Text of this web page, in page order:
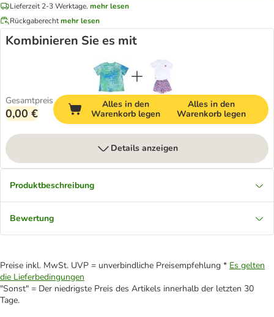
Lieferzeit 2-3 Werktage. mehr lesen
Rückgaberechtmehr lesen
Kombinieren Sie es mit
Gesamtpreis
0,00 €
Alles in den
Warenkorb legen
Alles in den
Warenkorb legen
Details anzeigen
Produktbeschreibung
Bewertung
Preise inkl. MwSt. UVP = unverbindliche Preisempfehlung * Es gelten
die Lieferbedingungen
"Sonst" = Der niedrigste Preis des Artikels innerhalb der letzten 30
Tage.